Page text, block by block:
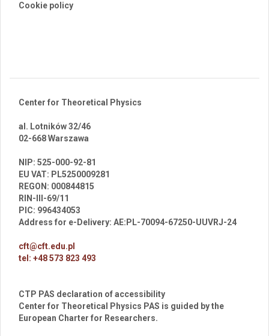
Cookie policy
Center for Theoretical Physics
al. Lotników 32/46
02-668 Warszawa
NIP: 525-000-92-81
EU VAT: PL5250009281
REGON: 000844815
RIN-III-69/11
PIC: 996434053
Address for e-Delivery: AE:PL-70094-67250-UUVRJ-24
cft@cft.edu.pl
tel: +48 573 823 493
CTP PAS declaration of accessibility
Center for Theoretical Physics PAS is guided by the
European Charter for Researchers.